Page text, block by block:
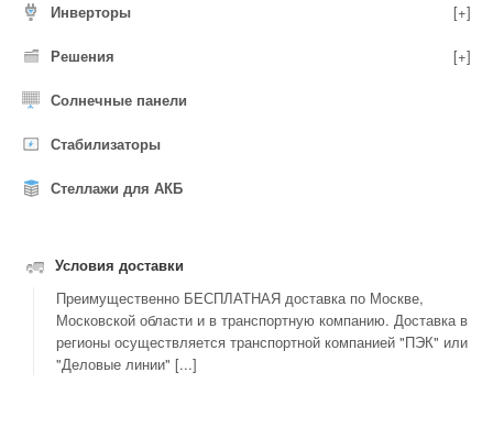
Инверторы [+]
Решения [+]
Солнечные панели
Стабилизаторы
Стеллажи для АКБ
Условия доставки
Преимущественно БЕСПЛАТНАЯ доставка по Москве,
Московской области и в транспортную компанию. Доставка в
регионы осуществляется транспортной компанией "ПЭК" или
"Деловые линии" [...]